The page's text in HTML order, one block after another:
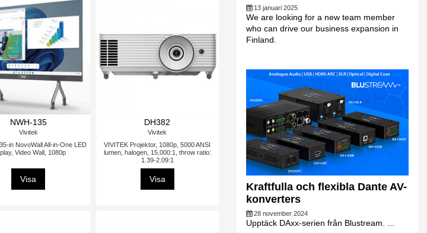
NWH-135
Vivitek
in NovoWall All-in-One LED
Video Wall, 1080p
Visa
DH382
Vivitek
VIVITEK Projektor, 1080p, 5000 ANSI
lumen, halogen, 15,000:1, throw ratio:
1.39-2.09:1
Visa
13 januari 2025
We are looking for a new team member
who can drive our business expansion in
Finland.
Kraftfulla och flexibla Dante AV-
konverters
28 november 2024
Upptäck DAxx-serien från Blustream. ...